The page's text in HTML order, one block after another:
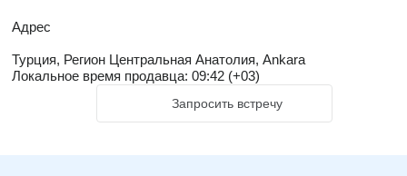
formulates policies for its development, and creates international
the capital of Türkiye makes it a dominant force in the sector,
Адрес
Турция, Регион Центральная Анатолия, Ankara
Локальное время продавца: 09:42 (+03)
Запросить встречу